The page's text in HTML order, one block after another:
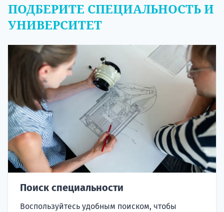
ПОДБЕРИТЕ СПЕЦИАЛЬНОСТЬ И
УНИВЕРСИТЕТ
Поиск специальности
Воспользуйтесь удобным поиском, чтобы